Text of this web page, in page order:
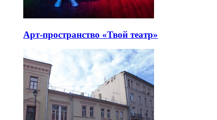
Арт-пространство «Твой театр»